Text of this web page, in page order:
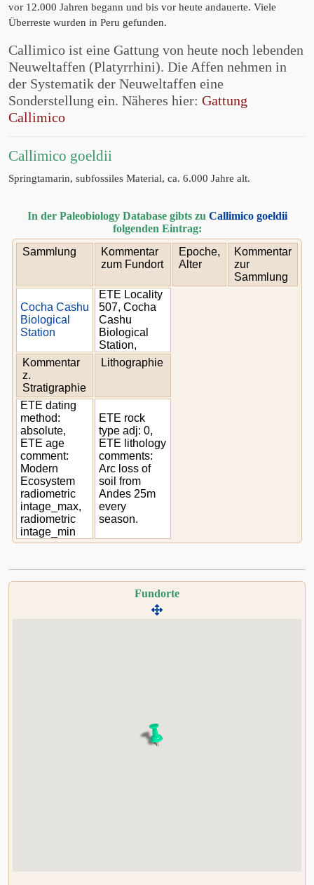
vor 12.000 Jahren begann und bis vor heute andauerte. Viele
Überreste wurden in Peru gefunden.
Callimico ist eine Gattung von heute noch lebenden
Neuweltaffen (Platyrrhini). Die Affen nehmen in
der Systematik der Neuweltaffen eine
Sonderstellung ein. Näheres hier: Gattung
Callimico
Callimico goeldii
Springtamarin, subfossiles Material, ca. 6.000 Jahre alt.
In der Paleobiology Database gibts zu Callimico goeldii
folgenden Eintrag:
Sammlung
Kommentar
zum Fundort
Epoche,
Alter
Kommentar
zur
Sammlung
Cocha Cashu
Biological
Station
ETE Locality
507, Cocha
Cashu
Biological
Station,
Kommentar
z.
Stratigraphie
Lithographie
ETE dating
method:
absolute,
ETE age
comment:
Modern
Ecosystem
radiometric
intage_max,
radiometric
intage_min
ETE rock
type adj: 0,
ETE lithology
comments:
Arc loss of
soil from
Andes 25m
every
season.
Fundorte